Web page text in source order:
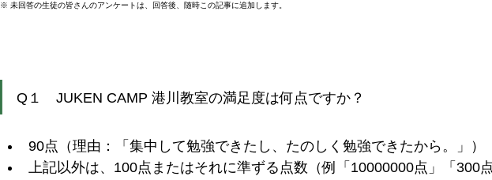
※ 未回答の生徒の皆さんのアンケートは、回答後、随時この記事に追加します。
Q１　JUKEN CAMP 港川教室の満足度は何点ですか？
90点（理由：「集中して勉強できたし、たのしく勉強できたから。」）
上記以外は、100点またはそれに準ずる点数（例「10000000点」「300